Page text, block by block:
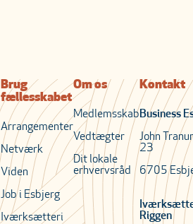
Brug
fællesskabet
Arrangementer
Netværk
Viden
Job i Esbjerg
Iværksætteri
Om os
Medlemsskab
Vedtægter
Dit lokale
erhvervsråd
Kontakt
Business
John
23
6705
Riggen